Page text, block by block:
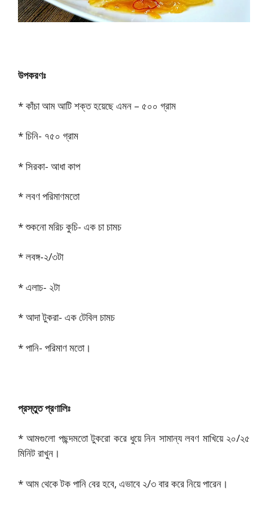
উপকরণঃ
* কাঁচা আম আটি শক্ত হয়েছে এমন – ৫০০ গ্রাম
* চিনি- ৭৫০ গ্রাম
* সিরকা- আধা কাপ
* লবণ পরিমাণমতো
* শুকনো মরিচ কুচি- এক চা চামচ
* লবঙ্গ-২/৩টা
* এলাচ- ২টা
* আদা টুকরা- এক টেবিল চামচ
* পানি- পরিমাণ মতো।
প্রস্তুত প্রণালিঃ
* আমগুলো পছন্দমতো টুকরো করে ধুয়ে নিন সামান্য লবণ মাখিয়ে ২০/২৫
মিনিট রাখুন।
* আম থেকে টক পানি বের হবে, এভাবে ২/৩ বার করে নিয়ে পারেন।